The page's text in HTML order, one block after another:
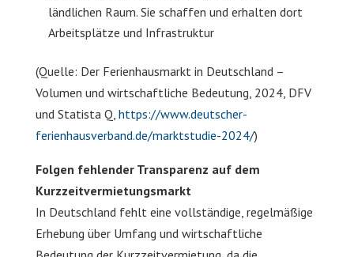
ländlichen Raum. Sie schaffen und erhalten dort
Arbeitsplätze und Infrastruktur
(Quelle: Der Ferienhausmarkt in Deutschland –
Volumen und wirtschaftliche Bedeutung, 2024, DFV
und Statista Q, https://www.deutscher-
ferienhausverband.de/marktstudie-2024/)
Folgen fehlender Transparenz auf dem
Kurzzeitvermietungsmarkt
In Deutschland fehlt eine vollständige, regelmäßige
Erhebung über Umfang und wirtschaftliche